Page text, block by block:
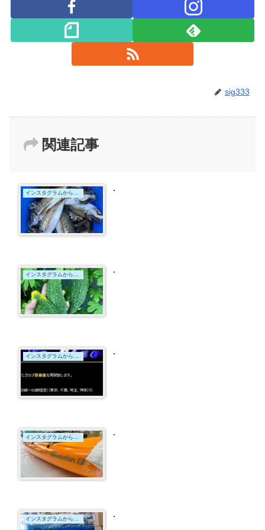
sig333
関連記事
インスタグラムからの投稿 .
インスタグラムからの投稿 .
.
インスタグラムからの投稿 .
.